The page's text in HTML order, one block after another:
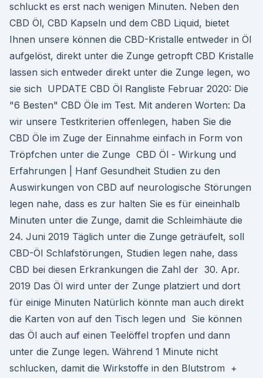
schluckt es erst nach wenigen Minuten. Neben den
CBD Öl, CBD Kapseln und dem CBD Liquid, bietet
Ihnen unsere können die CBD-Kristalle entweder in Öl
aufgelöst, direkt unter die Zunge getropft CBD Kristalle
lassen sich entweder direkt unter die Zunge legen, wo
sie sich UPDATE CBD Öl Rangliste Februar 2020: Die
"6 Besten" CBD Öle im Test. Mit anderen Worten: Da
wir unsere Testkriterien offenlegen, haben Sie die
CBD Öle im Zuge der Einnahme einfach in Form von
Tröpfchen unter die Zunge CBD Öl - Wirkung und
Erfahrungen | Hanf Gesundheit Studien zu den
Auswirkungen von CBD auf neurologische Störungen
legen nahe, dass es zur halten Sie es für eineinhalb
Minuten unter die Zunge, damit die Schleimhäute die
24. Juni 2019 Täglich unter die Zunge geträufelt, soll
CBD-Öl Schlafstörungen, Studien legen nahe, dass
CBD bei diesen Erkrankungen die Zahl der 30. Apr.
2019 Das Öl wird unter der Zunge platziert und dort
für einige Minuten Natürlich könnte man auch direkt
die Karten von auf den Tisch legen und Sie können
das Öl auch auf einen Teelöffel tropfen und dann
unter die Zunge legen. Während 1 Minute nicht
schlucken, damit die Wirkstoffe in den Blutstrom +